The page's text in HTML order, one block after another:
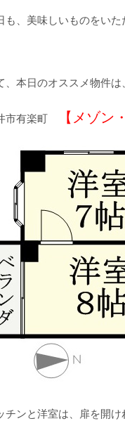
も、美味しいものをいた
、本日のオススメ物件は
市有楽町 【メゾン
チンと洋室は、扉を開け